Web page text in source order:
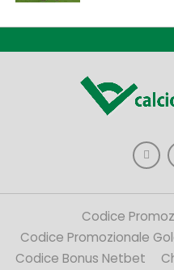
Codice
Codice Promozionale
Codice Bonus Netbet